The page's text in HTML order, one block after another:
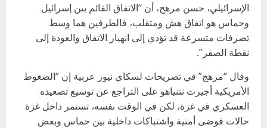
الإسرائيلي، حسن مرهج، أن “الاتفاق القائم بين إسرائيل
وحماس هو اتفاق هش ومتقلب، فالطرفين هما وسط
تصرفات متسرعة قد تؤدي إلى انهيار الاتفاق والعودة إلى
نقطة الصفر”.
وقال “مرهج” في تصريحات لسكاي نيوز عربية إن “الضغوط
الأمريكية أجيرت نتنياهو على التراجع عن توسيع تصعيده
العسكري في غزة، لكن في الوقت نفسه، تستمر داخل غزة
حالات فوضى أمنية واشتباكات داخلية بين حماس وبعض